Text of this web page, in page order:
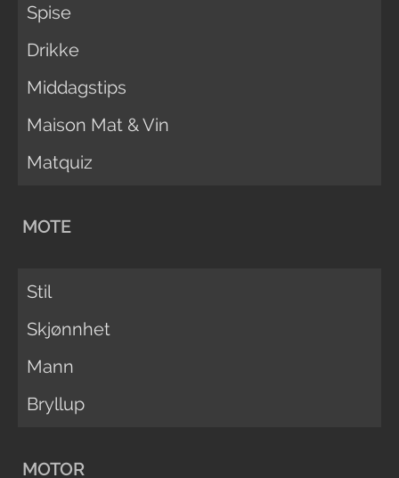
Spise
Drikke
Middagstips
Maison Mat & Vin
Matquiz
MOTE
Stil
Skjønnhet
Mann
Bryllup
MOTOR